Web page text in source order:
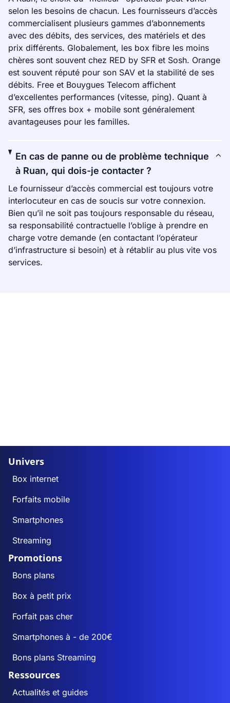
selon les besoins de chacun. Les fournisseurs d’accès
commercialisent plusieurs gammes d’abonnements
avec des débits, des services, des matériels et des
prix différents. Globalement, les box fibre les moins
chères sont souvent chez RED by SFR et Sosh. Orange
est souvent réputé pour son SAV et la stabilité de ses
débits. Free et Bouygues Telecom affichent
d’excellentes performances (vitesse, ping). Quant à
SFR, ses offres box + mobile sont généralement
avantageuses pour les familles.
En cas de panne ou de problème technique
à Ruan, qui dois-je contacter ?
Le fournisseur d’accès commercial est toujours votre
interlocuteur en cas de soucis sur votre connexion.
Bien qu’il ne soit pas toujours responsable du réseau,
sa responsabilité contractuelle l’oblige à prendre en
charge votre demande (en contactant l’opérateur
d’infrastructure si besoin) et à rétablir au plus vite vos
services.
Univers
Box internet
Forfaits mobile
Smartphones
Streaming
Promotions
Bons plans
Box à petit prix
Forfait pas cher
Smartphones à - de 200€
Bons plans Streaming
Ressources
Actualités et guides